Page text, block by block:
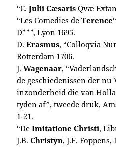
“C.Julii Cæsaris Qvæ
“Les Comedies deTerence
D***, Lyon 1695.
D.Erasmus, “Colloqvia
Rotterdam 1706.
J.Wagenaar,
de geschiedenissen der nu
inzonderheid die van
tyden af”, tweede druk,
1-21.
“DeImitatione Christi,
J.B.Christyn, J.F. Foppens,